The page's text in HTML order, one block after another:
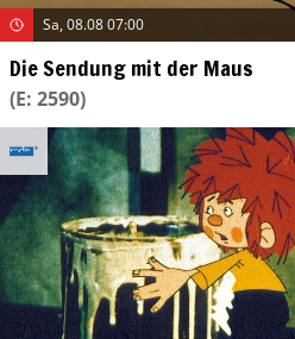
Sa, 08.08 07:00
Die Sendung mit der Maus
(E: 2590)